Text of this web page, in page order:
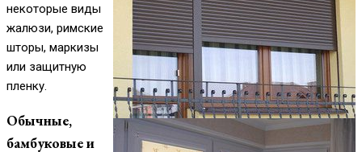
некоторые виды
жалюзи, римские
шторы, маркизы
или защитную
пленку.
Обычные,
бамбуковые и